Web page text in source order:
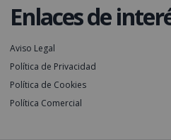
Enlaces de
Aviso Legal
Política de Privacidad
Política de Cookies
Política Comercial